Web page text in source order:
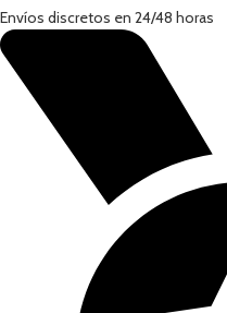
Envíos discretos en 24/48 horas